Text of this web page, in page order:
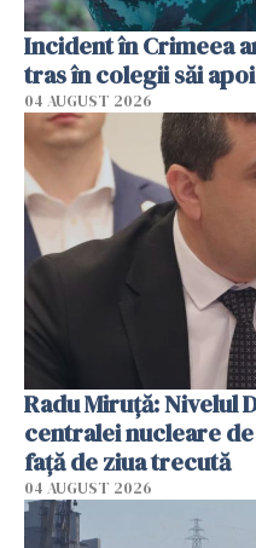
Incident în Crimeea
tras în colegii săi
04 AUGUST 2026
Radu Miruţă: Nivelul
centralei nucleare
faţă de ziua trecută
04 AUGUST 2026